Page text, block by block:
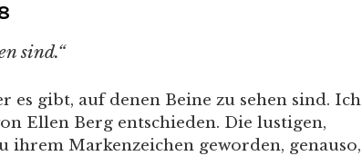
sind.“
es gibt, auf denen Beine zu sehen sind. Ich
Ellen Berg entschieden. Die lustigen,
ihrem Markenzeichen geworden, genauso,